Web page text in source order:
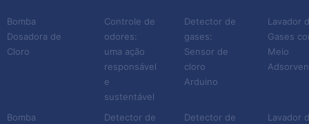
Bomba
Dosadora de
Cloro
Bomba
Controle de
odores:
uma ação
responsável
e
sustentável
Detector de
Detector de
gases:
Sensor de
cloro
Arduino
Detector de
Lavador
Gases
Meio
Lavador